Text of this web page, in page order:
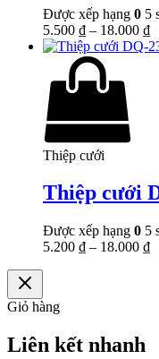
Được xếp hạng 0 5
5.500 ₫ – 18.000 ₫
Thiệp cưới
Thiệp cưới
Được xếp hạng 0 5
5.200 ₫ – 18.000 ₫
Giỏ hàng
Liên kết nhanh